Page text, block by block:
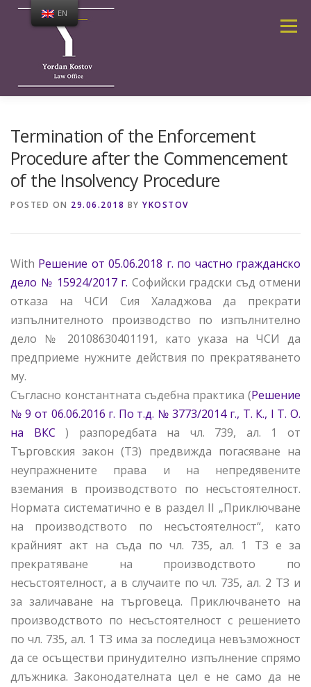
Menu
PUBLICATIONS AND NEWS CALCULATOR
FREQUENTLY ASKED QUESTIONS
Termination of the Enforcement
Procedure after the Commencement
of the Insolvency Procedure
POSTED ON 29.06.2018 BY YKOSTOV
With Решение от 05.06.2018 г. по частно гражданско
дело № 15924/2017 г. Софийски градски съд отмени
отказа на ЧСИ Сия Халаджова да прекрати
изпълнителното производство по изпълнително
дело № 20108630401191, като указа на ЧСИ да
предприеме нужните действия по прекратяването
му.
Съгласно константната съдебна практика (Решение
№ 9 от 06.06.2016 г. По т.д. № 3773/2014 г., Т. К., І Т. О.
на ВКС) разпоредбата на чл. 739, ал. 1 от
Търговския закон (ТЗ) предвижда погасяване на
неупражнените права и на непредявените
вземания в производството по несъстоятелност.
Нормата систематично е в раздел ІІ „Приключване
на производството по несъстоятелност“, като
крайният акт на съда по чл. 735, ал. 1 ТЗ е за
прекратяване на производството по
несъстоятелност, а в случаите по чл. 735, ал. 2 ТЗ и
за заличаване на търговеца. Приключването на
производството по несъстоятелност с решението
по чл. 735, ал. 1 ТЗ има за последица невъзможност
да се осъществи принудително изпълнение спрямо
длъжника. Законодателната цел е не само да не
EN